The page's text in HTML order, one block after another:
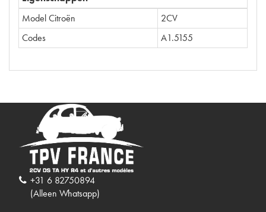
Model Citroën
2CV
Codes
A1.5155
+31 6 82750894
(Alleen Whatsapp)